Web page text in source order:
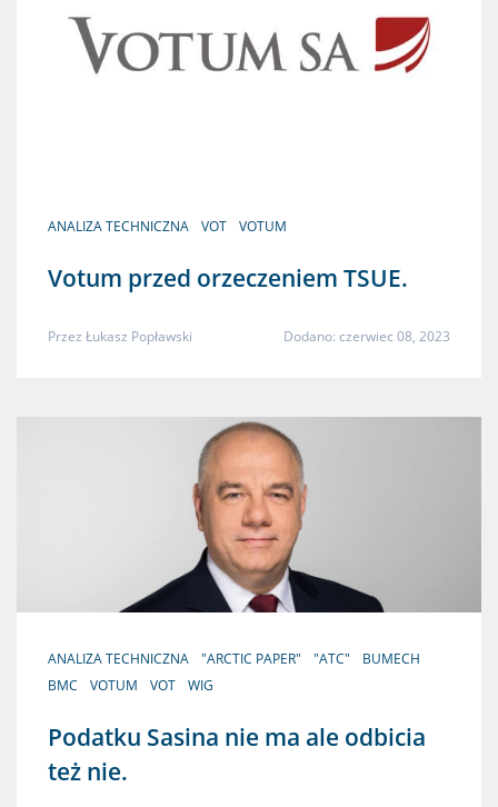
ANALIZA TECHNICZNA VOT VOTUM
Votum przed orzeczeniem TSUE.
Przez Łukasz Popławski Dodano: czerwiec 08, 2023
ANALIZA TECHNICZNA "ARCTIC PAPER" "ATC"
BUMECH
BMC
VOTUM VOT WIG
Podatku Sasina nie ma ale odbicia
też nie.